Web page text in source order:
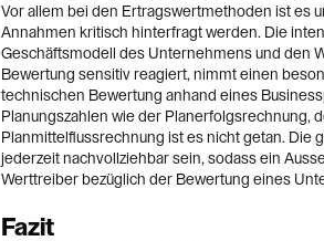
Vor allem bei den Ertragswertmethoden ist es
Annahmen kritisch hinterfragt werden. Die
Geschäftsmodell des Unternehmens und den
Bewertung sensitiv reagiert, nimmt einen
technischen Bewertung anhand eines
Planungszahlen wie der Planerfolgsrechnung,
Planmittelflussrechnung ist es nicht getan. Die
jederzeit nachvollziehbar sein, sodass ein
Werttreiber bezüglich der Bewertung eines
Fazit